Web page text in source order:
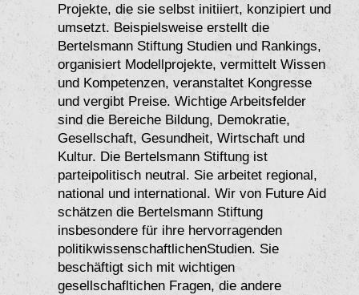
Projekte, die sie selbst initiiert, konzipiert und
umsetzt. Beispielsweise erstellt die
Bertelsmann Stiftung Studien und Rankings,
organisiert Modellprojekte, vermittelt Wissen
und Kompetenzen, veranstaltet Kongresse
und vergibt Preise. Wichtige Arbeitsfelder
sind die Bereiche Bildung, Demokratie,
Gesellschaft, Gesundheit, Wirtschaft und
Kultur. Die Bertelsmann Stiftung ist
parteipolitisch neutral. Sie arbeitet regional,
national und international. Wir von Future Aid
schätzen die Bertelsmann Stiftung
insbesondere für ihre hervorragenden
politikwissenschaftlichenStudien. Sie
beschäftigt sich mit wichtigen
gesellschafltichen Fragen, die andere